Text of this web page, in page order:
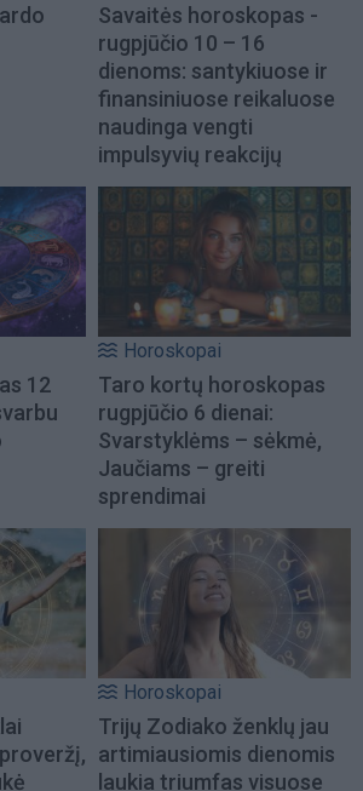
Savaitės horoskopas -
rugpjūčio 10 – 16
dienoms: santykiuose ir
finansiniuose reikaluose
naudinga vengti
impulsyvių reakcijų
12
Horoskopai
Taro kortų horoskopas
rugpjūčio 6 dienai:
Svarstyklėms – sėkmė,
Jaučiams – greiti
sprendimai
Horoskopai
Trijų Zodiako ženklų jau
artimiausiomis dienomis
laukia triumfas visuose